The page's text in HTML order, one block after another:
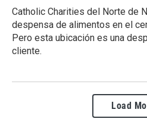
Catholic Charities del Norte de
despensa de alimentos en el
Pero esta ubicación es una
cliente.
Load